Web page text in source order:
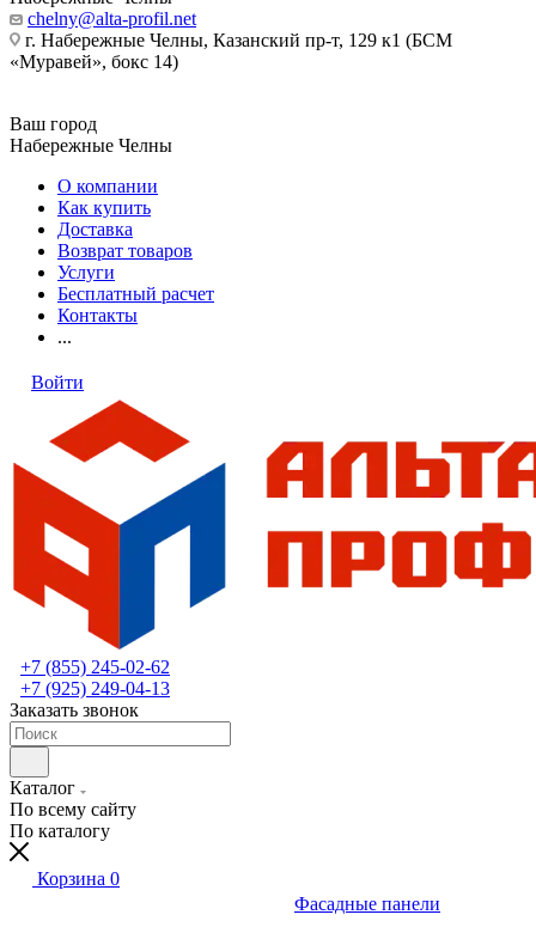
chelny@alta-profil.net
г. Набережные Челны, Казанский пр-т, 129 к1 (БСМ
«Муравей», бокс 14)
Ваш город
Набережные Челны
О компании
Как купить
Доставка
Возврат товаров
Услуги
Бесплатный расчет
Контакты
...
Войти
+7 (855) 245-02-62
+7 (925) 249-04-13
Заказать звонок
Каталог
По всему сайту
По каталогу
Корзина 0
Фасадные панели